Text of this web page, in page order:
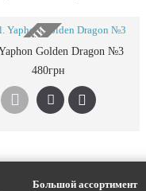
Golden Dragon №3
480грн
Большой ассортимент